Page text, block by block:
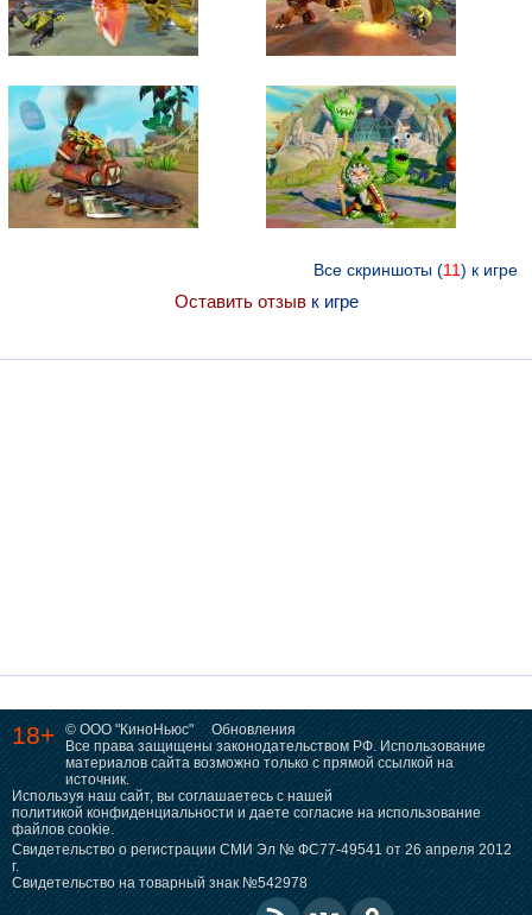
Все скриншоты (11) к игре
Оставить отзывк игре
18+ © ООО "КиноНьюс"
Обновления
Все права защищены законодательством РФ. Использование
материалов сайта возможно только с прямой ссылкой на
источник.
Используя наш сайт, вы соглашаетесь с нашей
политикой конфиденциальности и даете согласие на использование
файлов cookie.
Свидетельство о регистрации СМИ Эл № ФС77-49541 от 26 апреля 2012
г.
Свидетельство на товарный знак №542978